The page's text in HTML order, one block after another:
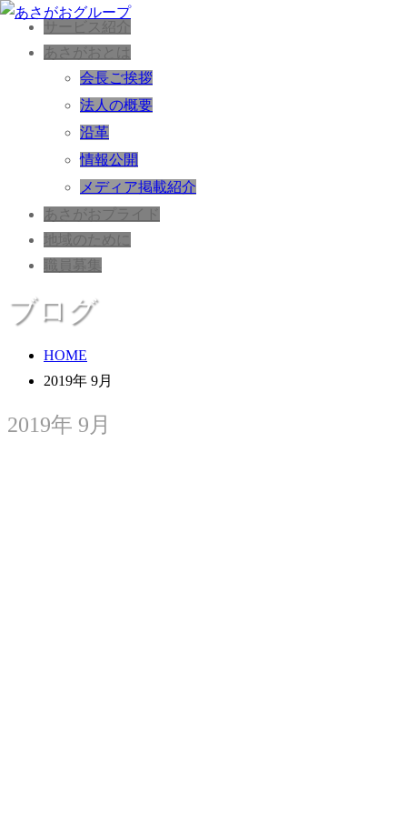
サービス紹介
あさがおとは
会長ご挨拶
法人の概要
沿革
情報公開
メディア掲載紹介
あさがおプライド
地域のために
職員募集
ブログ
HOME
2019年 9月
2019年 9月